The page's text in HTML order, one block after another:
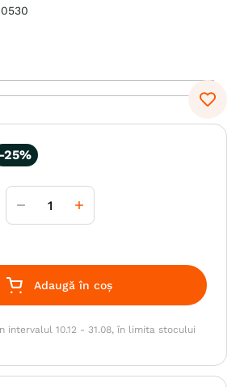
-25%
Adaugă în coș
intervalul 10.12 - 31.08, în limita stocului